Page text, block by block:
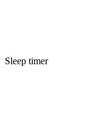
Sleep timer